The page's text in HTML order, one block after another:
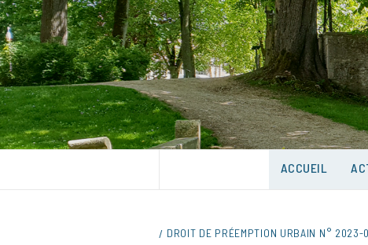
Skip
to
content
UNE VILLE DANS UN PARC
ACCUEIL
DROIT DE PRÉEMPTION URBAIN N° 2023-